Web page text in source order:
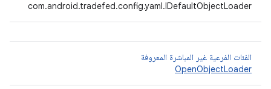
com.android.tradefed.config.yaml.IDefaultObjectLoader
الفئات الفرعية غير المباشرة المعروفة
OpenObjectLoader